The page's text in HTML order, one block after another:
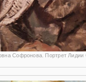
Софронова. Портрет